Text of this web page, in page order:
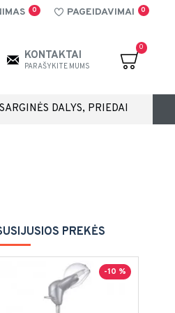
0 PAGEIDAVIMAI 0
KONTAKTAI
PARAŠYKITE MUMS
0
DALYS, PRIEDAI
PREKĖS
-10 %